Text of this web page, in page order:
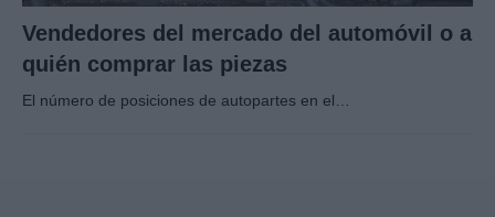
Vendedores del mercado del automóvil o a
quién comprar las piezas
El número de posiciones de autopartes en el…